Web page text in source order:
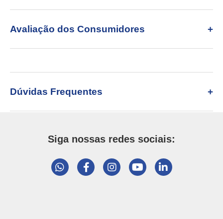
Avaliação dos Consumidores
Dúvidas Frequentes
Siga nossas redes sociais: